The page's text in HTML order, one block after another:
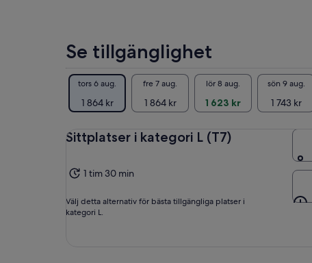
Se tillgänglighet
tors 6 aug.
1 864 kr
fre 7 aug.
1 864 kr
lör 8 aug.
1 623 kr
sön 9 aug.
1 743 kr
Sittplatser i kategori L (T7)
1 tim 30 min
Välj detta alternativ för bästa tillgängliga platser i
kategori L.